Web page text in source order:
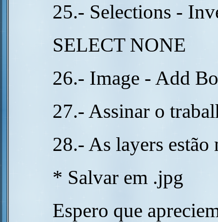
25.- Selections -
SELECT NONE
26.- Image - Add
27.- Assinar o
28.- As layers
* Salvar em .jpg
Espero que